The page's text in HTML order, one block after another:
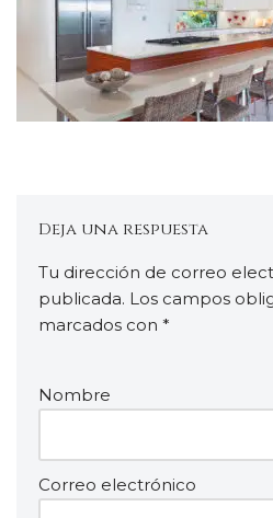
Deja una respuesta
Tu dirección de correo
publicada. Los campos
marcados con *
Nombre
Correo electrónico